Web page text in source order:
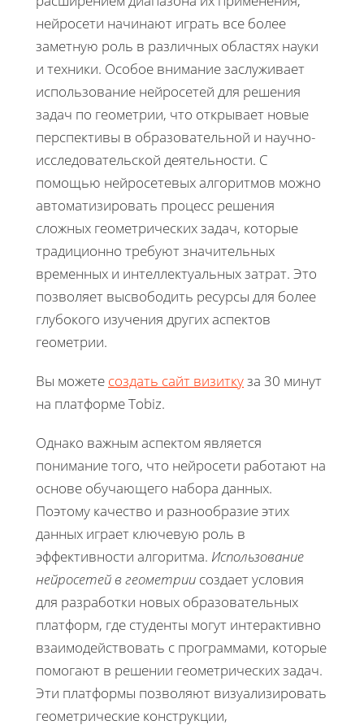
нейросети начинают играть все более
заметную роль в различных областях науки
и техники. Особое внимание заслуживает
использование нейросетей для решения
задач по геометрии, что открывает новые
перспективы в образовательной и научно-
исследовательской деятельности. С
помощью нейросетевых алгоритмов можно
автоматизировать процесс решения
сложных геометрических задач, которые
традиционно требуют значительных
временных и интеллектуальных затрат. Это
позволяет высвободить ресурсы для более
глубокого изучения других аспектов
геометрии.
Вы можете создать сайт визиткуза 30 минут
на платформе Tobiz.
Однако важным аспектом является
понимание того, что нейросети работают на
основе обучающего набора данных.
Поэтому качество и разнообразие этих
данных играет ключевую роль в
эффективности алгоритма. Использование
нейросетей в геометрии создает условия
для разработки новых образовательных
платформ, где студенты могут интерактивно
взаимодействовать с программами, которые
помогают в решении геометрических задач.
Эти платформы позволяют визуализировать
геометрические конструкции,